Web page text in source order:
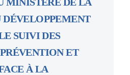
DÉVELOPPEMENT
SUIVI DES
ET
À LA